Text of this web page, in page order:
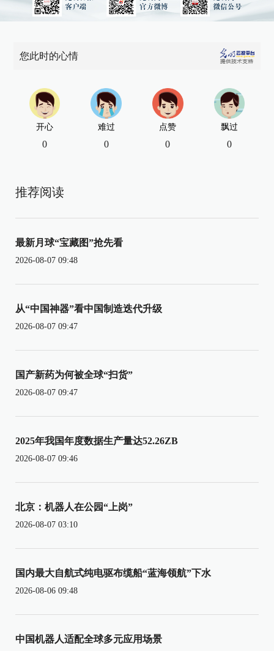
您此时的心情
开心
0
难过
0
点赞
0
飘过
0
推荐阅读
最新月球“宝藏图”抢先看
2026-08-07 09:48
从“中国神器”看中国制造迭代升级
2026-08-07 09:47
国产新药为何被全球“扫货”
2026-08-07 09:47
2025年我国年度数据生产量达52.26ZB
2026-08-07 09:46
北京：机器人在公园“上岗”
2026-08-07 03:10
国内最大自航式纯电驱布缆船“蓝海领航”下水
2026-08-06 09:48
中国机器人适配全球多元应用场景